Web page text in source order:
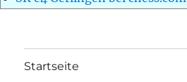
Startseite